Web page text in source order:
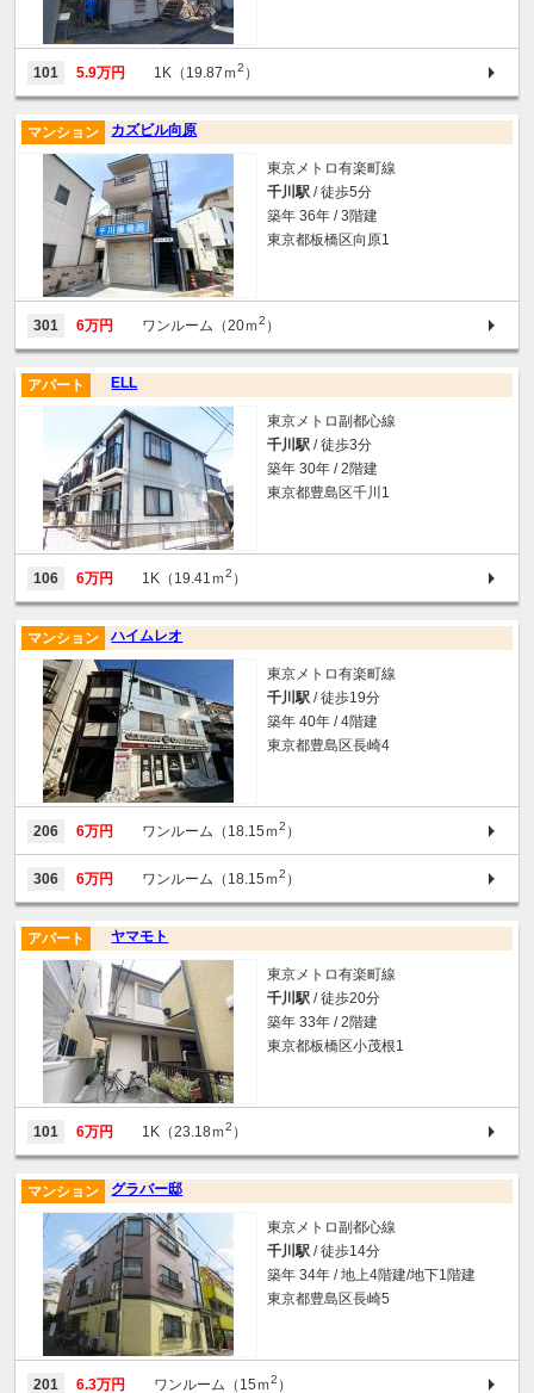
101 5.9万円 1K（19.87ｍ2 ）
カズビル向原
マンション
東京メトロ有楽町線
千川駅 / 徒歩5分
築年 36年 / 3階建
東京都板橋区向原1
301 6万円 ワンルーム（20ｍ2 ）
ELL
アパート
東京メトロ副都心線
千川駅 / 徒歩3分
築年 30年 / 2階建
東京都豊島区千川1
106 6万円 1K（19.41ｍ2 ）
ハイムレオ
マンション
東京メトロ有楽町線
千川駅 / 徒歩19分
築年 40年 / 4階建
東京都豊島区長崎4
206 6万円 ワンルーム（18.15ｍ2 ）
306 6万円 ワンルーム（18.15ｍ2 ）
ヤマモト
アパート
東京メトロ有楽町線
千川駅 / 徒歩20分
築年 33年 / 2階建
東京都板橋区小茂根1
101 6万円 1K（23.18ｍ2 ）
グラバー邸
マンション
東京メトロ副都心線
千川駅 / 徒歩14分
築年 34年 / 地上4階建/地下1階建
東京都豊島区長崎5
201 6.3万円 ワンルーム（15ｍ2 ）